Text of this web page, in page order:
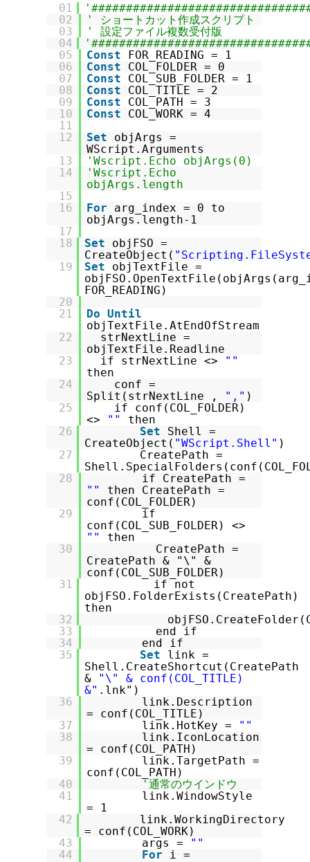
01
02
' ショートカット作成スクリプト
03
' 設定ファイル複数受付版
04
05
Const
FOR_READING = 1
06
Const
COL_FOLDER = 0
07
Const
COL_SUB_FOLDER = 1
08
Const
COL_TITLE = 2
09
Const
COL_PATH = 3
10
Const
COL_WORK = 4
11
12
Set
objArgs =
WScript.Arguments
13
'Wscript.Echo objArgs(0)
14
'Wscript.Echo
objArgs.length
15
16
For
arg_index = 0 to
objArgs.length-1
17
18
Set
objFSO =
CreateObject(
19
Set
objTextFile =
FOR_READING)
20
21
Do Until
objTextFile.AtEndOfStream
22
strNextLine =
objTextFile.Readline
23
if strNextLine <>
""
then
24
conf =
Split(strNextLine ,
"," )
25
if conf(COL_FOLDER)
<>
""
then
26
Set
Shell =
CreateObject( "WScript.Shell" )
27
CreatePath =
28
if CreatePath =
""
then CreatePath =
conf(COL_FOLDER)
29
if
conf(COL_SUB_FOLDER) <>
""
then
30
CreatePath =
CreatePath & "\" &
conf(COL_SUB_FOLDER)
31
if not
objFSO.FolderExists(CreatePath)
then
32
33
end if
34
end if
35
Set
link =
Shell.CreateShortcut(CreatePath
&
"\" & conf(COL_TITLE)
&" .lnk")
36
link.Description
= conf(COL_TITLE)
37
link.HotKey =
""
38
link.IconLocation
= conf(COL_PATH)
39
link.TargetPath =
conf(COL_PATH)
40
'通常のウインドウ
41
link.WindowStyle
= 1
42
link.WorkingDirectory
= conf(COL_WORK)
43
args =
""
44
For
i =